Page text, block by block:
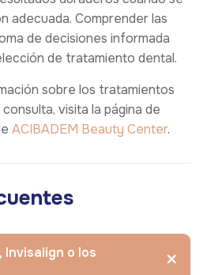
adecuada. Comprender las
de decisiones informada
de tratamiento dental.
sobre los tratamientos
visita la página de
ACIBADEM Beauty Center.
Invisalign o los